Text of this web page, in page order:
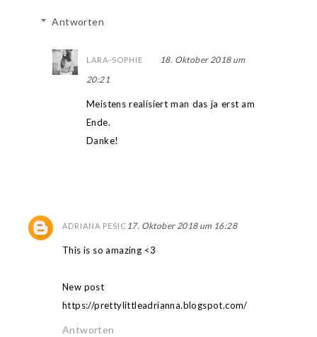
Antworten
LARA-SOPHIE
18. Oktober 2018 um
20:21
Meistens realisiert man das ja erst am
Ende.
Danke!
ADRIANA PESIC 17. Oktober 2018 um 16:28
This is so amazing <3
New post
https://prettylittleadrianna.blogspot.com/
Antworten